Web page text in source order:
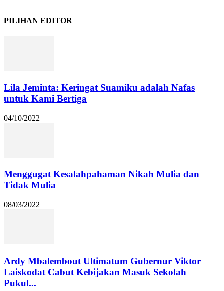
PILIHAN EDITOR
Lila Jeminta: Keringat Suamiku adalah Nafas
untuk Kami Bertiga
04/10/2022
Menggugat Kesalahpahaman Nikah Mulia dan
Tidak Mulia
08/03/2022
Ardy Mbalembout Ultimatum Gubernur Viktor
Laiskodat Cabut Kebijakan Masuk Sekolah
Pukul...